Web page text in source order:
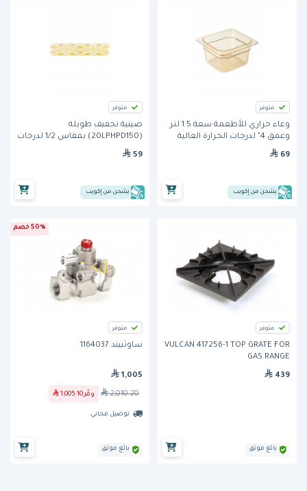
متوفر
وعاء حراري للأطعمة سعة 1.5 لتر
وعمق 4" لدرجات الحرارة العالية
باللون الكهرماني من كامبرو
69
يشحن من إكويب
متوفر
صينية تجفيف طويلة
(20LPHPD150) بمقاس 1/2 لدرجات
الحرارة العالية وباللون الكهرماني
من كامبرو
59
يشحن من إكويب
متوفر
VULCAN 417256-1 TOP GRATE FOR
GAS RANGE
439
بائع موثق
50% خصم
متوفر
ساوثبيند 1164037
1,005
2,010.20 وفّر 1,005.10
توصيل مجاني
بائع موثق